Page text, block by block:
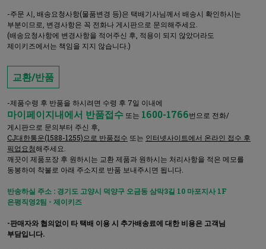
-주문 시, 배송요청사항(물품변경 등)은 택배기사님께서 배송시 확인하시는
부분이므로, 변경사항은 꼭 전화나 게시판으로 문의해주세요.
(배송요청사항에 변경사항을 적어주신 후, 적용이 되지 않았더라도
제이키즈에서는 책임을 지지 않습니다.)
교환/반품
-제품수령 후 반품을 하시려면 수령 후 7일 이내에
마이페이지내에서 반품접수 또는 1600-1766번으로 전화/
게시판으로 문의부터 주신 후,
CJ대한통운(1588-1255)으로 반품접수 또는 인터넷사이트에서 온라인 접수 후
픽업요청해주세요.
깨끗이 제품포장 후 원하시는 교환 제품과 원하시는 처리사항을 적은 메모를
동봉하여 착불로 아래 주소지로 반품 보내주시면 됩니다.
반송하실 주소 : 경기도 고양시 덕양구 오금동 삼막3길 10 마포지사 1F
은평직영2팀 - 제이키즈
-판매자와 협의없이 타 택배 이용 시 추가배송료에 대한 비용은 고객님
부담입니다.